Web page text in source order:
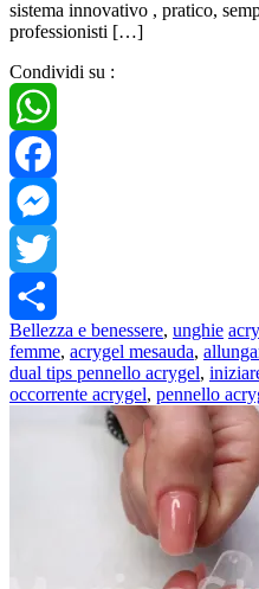
sistema innovativo , pratico,
professionisti […]
Condividi su :
WhatsApp
Facebook
Messenger
Twitter
Share
Bellezza e benessere, unghie
femme, acrygel mesauda,
dual tips pennello acrygel,
occorrente acrygel, pennello